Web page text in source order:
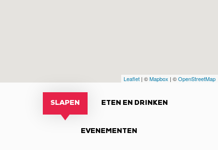
Leaflet | ©Mapbox | ©OpenStreetMap
SLAPEN ETEN EN DRINKEN
EVENEMENTEN